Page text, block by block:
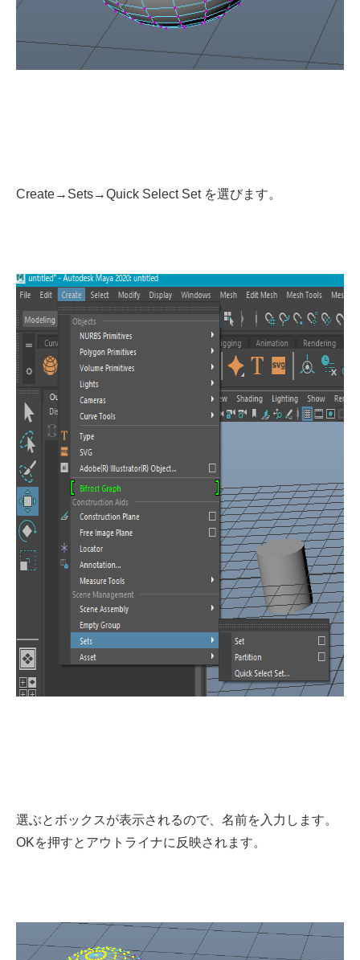
Create→Sets→Quick Select Set を選びます。
選ぶとボックスが表示されるので、名前を入力します。
OKを押すとアウトライナに反映されます。